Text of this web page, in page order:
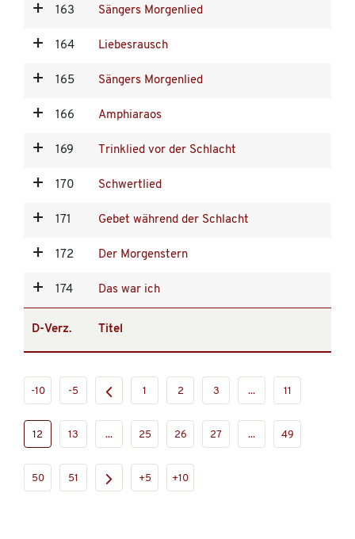
163 Sängers Morgenlied
164 Liebesrausch
165 Sängers Morgenlied
166 Amphiaraos
169 Trinklied vor der Schlacht
170 Schwertlied
171 Gebet während der Schlacht
172 Der Morgenstern
174 Das war ich
D-Verz. Titel
-10 -5 1 2 3 ... 11
12 13 ... 25 26 27 ... 49
50 51 +5 +10